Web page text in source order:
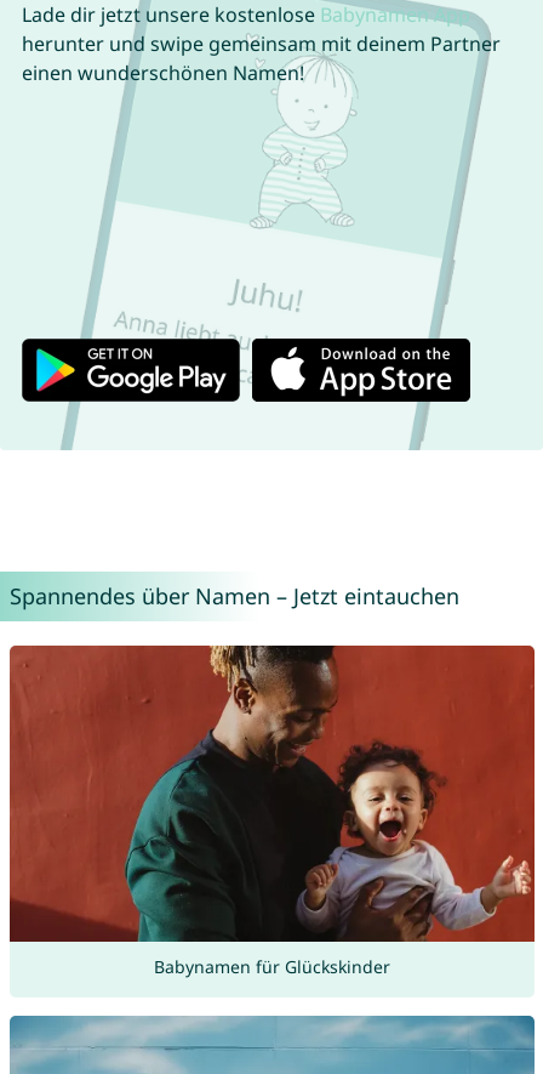
Lade dir jetzt unsere kostenlose Babynamen App
herunter und swipe gemeinsam mit deinem Partner
einen wunderschönen Namen!
Spannendes über Namen – Jetzt eintauchen
Babynamen für Glückskinder